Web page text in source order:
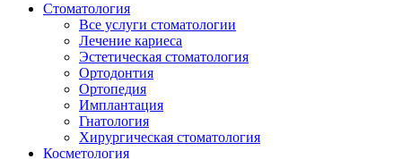
Стоматология
Все услуги стоматологии
Лечение кариеса
Эстетическая стоматология
Ортодонтия
Ортопедия
Имплантация
Гнатология
Хирургическая стоматология
Косметология